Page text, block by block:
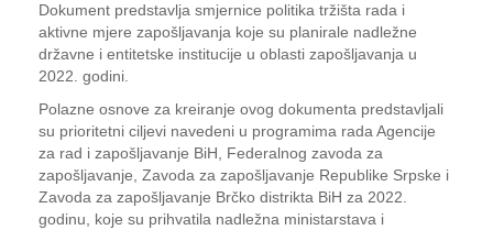
Dokument predstavlja smjernice politika tržišta rada i
aktivne mjere zapošljavanja koje su planirale nadležne
državne i entitetske institucije u oblasti zapošljavanja u
2022. godini.
Polazne osnove za kreiranje ovog dokumenta predstavljali
su prioritetni ciljevi navedeni u programima rada Agencije
za rad i zapošljavanje BiH, Federalnog zavoda za
zapošljavanje, Zavoda za zapošljavanje Republike Srpske i
Zavoda za zapošljavanje Brčko distrikta BiH za 2022.
godinu, koje su prihvatila nadležna ministarstava i